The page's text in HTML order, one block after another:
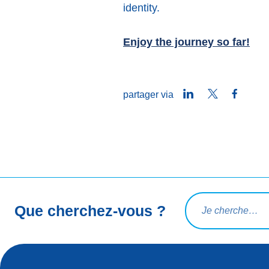
identity.
Enjoy the journey so far!
partager via LinkedInTwitter
Que cherchez-vous ?
Rechercher une